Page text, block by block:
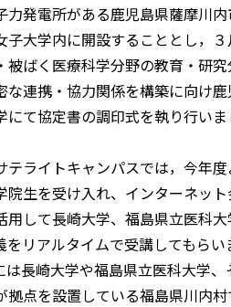
力発電所がある鹿児島県薩摩川内
子大学内に開設することとし，３
被ばく医療科学分野の教育・研
な連携・協力関係を構築に向け
にて協定書の調印式を執り行いま
テライトキャンパスでは，今年度
院生を受け入れ、インターネッ
用して長崎大学、福島県立医科大
をリアルタイムで受講してもらい
は長崎大学や福島県立医科大学、
拠点を設置している福島県川内